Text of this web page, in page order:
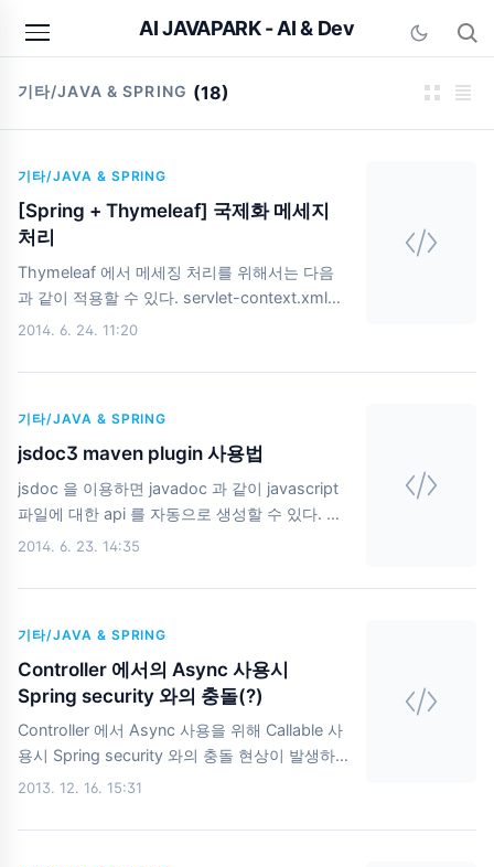
AI JAVAPARK - AI & Dev
기타/JAVA & SPRING (18)
기타/JAVA & SPRING
[Spring + Thymeleaf] 국제화 메세지
처리
Thymeleaf 에서 메세징 처리를 위해서는 다음
과 같이 적용할 수 있다. servlet-context.xml
META-INF/message/messages 에 파일 추가
{0} messages_ko.propertiestest=테스트
thymeleaf 문법 또는 기본값기본값 기본값
${#messages.msg('test')} 는 test 키 값이 없
이 되고${#messages.msgOrNull('test')} 의 경
우에는 null 을 리턴한다. 위의 설정대로 진행하
면 URL 요청시 파라메터로 ?lang=en, ..
2014. 6. 24. 11:20
기타/JAVA & SPRING
jsdoc3 maven plugin 사용법
jsdoc 을 이용하면 javadoc 과 같이 javascript
파일에 대한 api 를 자동으로 생성할 수 있다. 물
론 jsdoc 생성과 관련한 주석에 대한 규칙을 알
에 대해서만 짧게 작성하려 한다. 우선 사용한
있다. 그중 내가 사용한 부분의 코드는 다음과 같
다. com.github.phasebashjsdoc3-maven-
plugin1.0.7 com.github.phasebash jsdoc3-
${basedir}/src/main/webapp/resources/js
${basedir}/src/main/javascript Run the
Mojo.mvn ..
2014. 6. 23. 14:35
기타/JAVA & SPRING
Controller 에서의 Async 사용시
Spring security 와의 충돌(?)
Controller 에서 Async 사용을 위해 Callable 사
용시 Spring security 와의 충돌 현상이 발생하
였다. (즉, Spring security 의 세션 정보가 날라
Security 버전Spring version :
2013. 12. 16. 15:31